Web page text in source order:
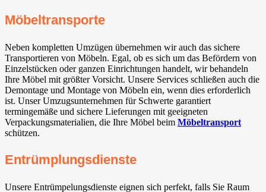
Möbeltransporte
Neben kompletten Umzügen übernehmen wir auch das sichere
Transportieren von Möbeln. Egal, ob es sich um das Befördern von
Einzelstücken oder ganzen Einrichtungen handelt, wir behandeln
Ihre Möbel mit größter Vorsicht. Unsere Services schließen auch die
Demontage und Montage von Möbeln ein, wenn dies erforderlich
ist. Unser Umzugsunternehmen für Schwerte garantiert
termingemäße und sichere Lieferungen mit geeigneten
Verpackungsmaterialien, die Ihre Möbel beim Möbeltransport
schützen.
Entrümplungsdienste
Unsere Entrümpelungsdienste eignen sich perfekt, falls Sie Raum